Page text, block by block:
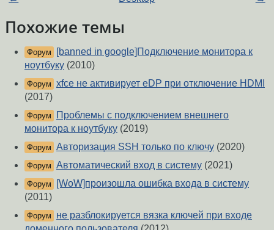
Похожие темы
Форум
[banned in google]Подключение монитора к
ноутбуку (2010)
Форум xfce не активирует eDP при отключение HDMI
(2017)
Форум
Проблемы с подключением внешнего
монитора к ноутбуку (2019)
Форум Авторизация SSH только по ключу (2020)
Форум Автоматический вход в систему (2021)
Форум
[WoW]произошла ошибка входа в систему
(2011)
Форум
не разблокируется вязка ключей при входе